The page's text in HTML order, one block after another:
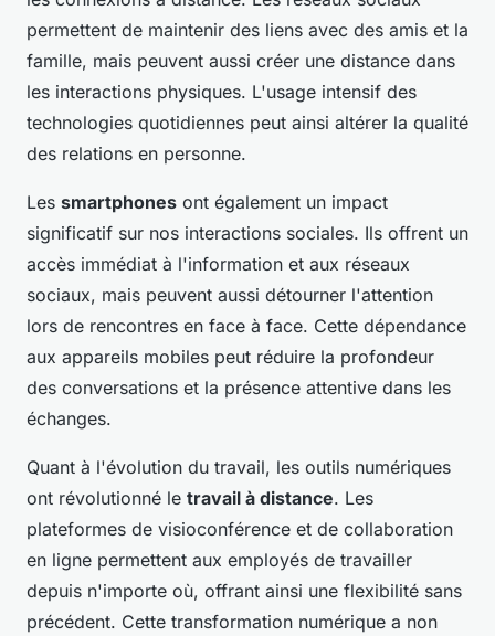
permettent de maintenir des liens avec des amis et la
famille, mais peuvent aussi créer une distance dans
les interactions physiques. L'usage intensif des
technologies quotidiennes peut ainsi altérer la qualité
des relations en personne.
Les smartphones ont également un impact
significatif sur nos interactions sociales. Ils offrent un
accès immédiat à l'information et aux réseaux
sociaux, mais peuvent aussi détourner l'attention
lors de rencontres en face à face. Cette dépendance
aux appareils mobiles peut réduire la profondeur
des conversations et la présence attentive dans les
échanges.
Quant à l'évolution du travail, les outils numériques
ont révolutionné le travail à distance. Les
plateformes de visioconférence et de collaboration
en ligne permettent aux employés de travailler
depuis n'importe où, offrant ainsi une flexibilité sans
précédent. Cette transformation numérique a non